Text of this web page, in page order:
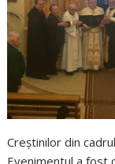
Creștinilor din